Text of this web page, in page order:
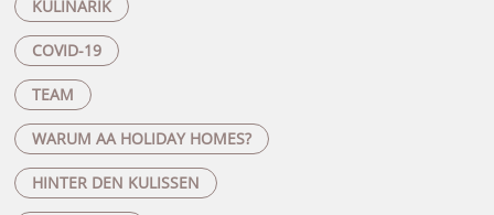
KULINARIK
COVID-19
TEAM
WARUM AA HOLIDAY HOMES?
HINTER DEN KULISSEN